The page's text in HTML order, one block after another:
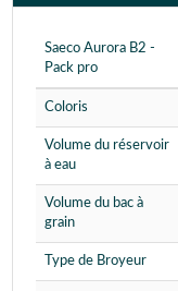
Saeco Aurora B2 -
Pack pro
Coloris
Volume du réservoir
à eau
Volume du bac à
grain
Type de Broyeur